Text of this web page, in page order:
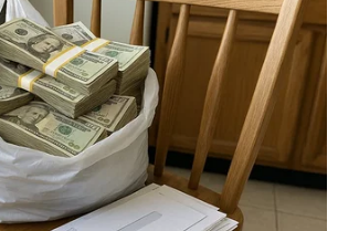
lạm phát của ECB vẫn